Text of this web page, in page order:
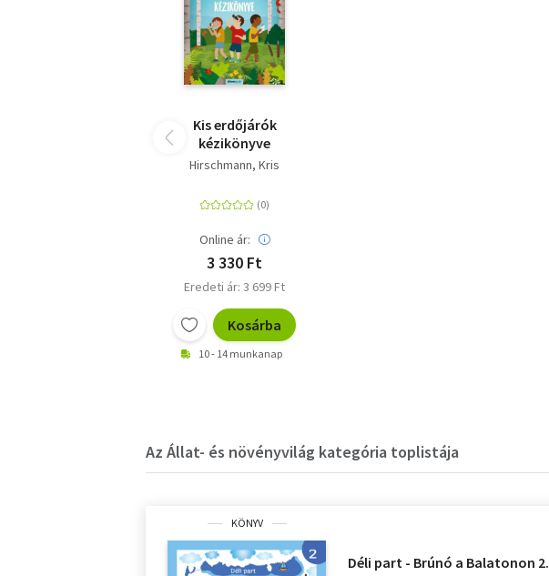
Kis erdőjárók
kézikönyve
Hirschmann, Kris
Online ár:
3 330 Ft
Eredeti ár: 3 699 Ft
Kosárba
10 - 14 munkanap
Az Állat- és növényvilág kategória toplistája
KÖNYV
Déli part - Brúnó a Balatonon 2.